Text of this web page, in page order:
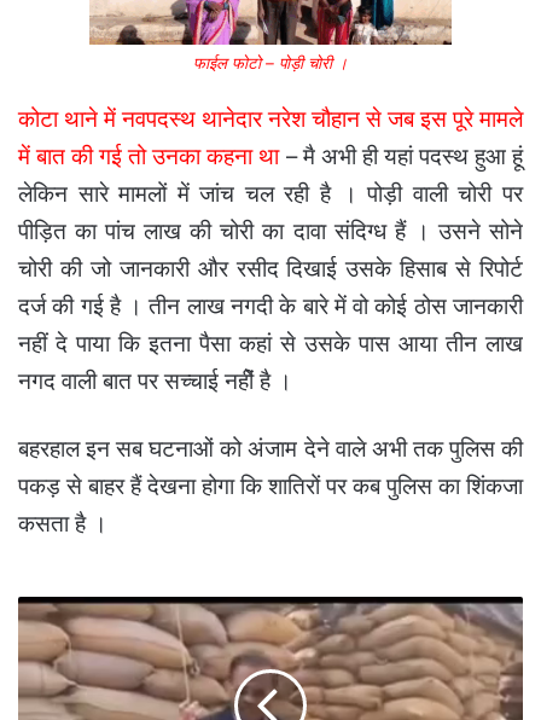
फाईल फोटो – पोड़ी चोरी ।
कोटा थाने में नवपदस्थ थानेदार नरेश चौहान से जब इस पूरे मामले
में बात की गई तो उनका कहना था– मै अभी ही यहां पदस्थ हुआ हूं
लेकिन सारे मामलों में जांच चल रही है । पोड़ी वाली चोरी पर
पीड़ित का पांच लाख की चोरी का दावा संदिग्ध हैं । उसने सोने
चोरी की जो जानकारी और रसीद दिखाई उसके हिसाब से रिपोर्ट
दर्ज की गई है । तीन लाख नगदी के बारे में वो कोई ठोस जानकारी
नहीं दे पाया कि इतना पैसा कहां से उसके पास आया तीन लाख
नगद वाली बात पर सच्चाई नहीें है ।
बहरहाल इन सब घटनाओं को अंजाम देने वाले अभी तक पुलिस की
पकड़ से बाहर हैं देखना होगा कि शातिरों पर कब पुलिस का शिंकजा
कसता है ।
कवर्धा
7
करोड़
रुपये